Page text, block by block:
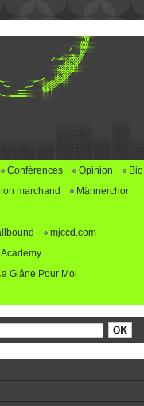
Conférences Opinion
Bio
marchand
Männerchor
mjccd.com
Glâne Pour Moi